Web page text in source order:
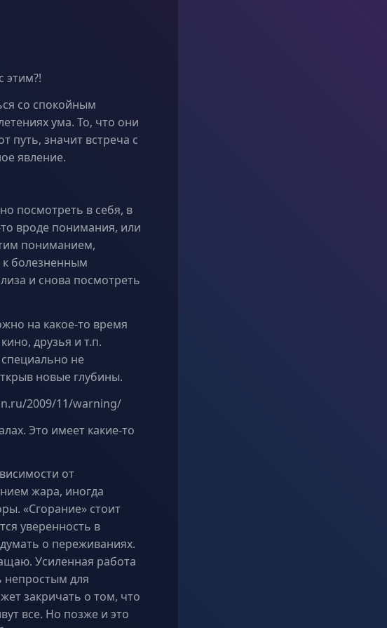
этим?!
со спокойным
ума. То, что они
путь, значит встреча с
явление.
посмотреть в себя, в
вроде понимания, или
пониманием,
болезненным
и снова посмотреть
на какое-то время
друзья и т.п.
не
новые глубины.
2009/11/warning/
Это имеет какие-то
от
жара, иногда
«Сгорание» стоит
уверенность в
о переживаниях.
Усиленная работа
непростым для
закричать о том, что
все. Но позже и это